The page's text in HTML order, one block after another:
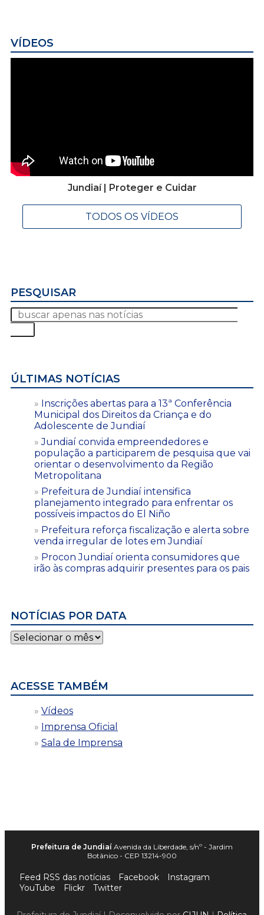
VÍDEOS
Jundiaí | Proteger e Cuidar
TODOS OS VÍDEOS
PESQUISAR
ÚLTIMAS NOTÍCIAS
Inscrições abertas para a 13ª Conferência
Municipal dos Direitos da Criança e do
Adolescente de Jundiaí
Jundiaí convida empreendedores e
população a participarem de pesquisa que vai
orientar o desenvolvimento da Região
Metropolitana
Prefeitura de Jundiaí intensifica
planejamento integrado para enfrentar os
possíveis impactos do El Niño
Prefeitura reforça fiscalização e alerta sobre
venda irregular de lotes em Jundiaí
Procon Jundiaí orienta consumidores que
irão às compras adquirir presentes para os pais
NOTÍCIAS POR DATA
Notícias
por
ACESSE TAMBÉM
Vídeos
Imprensa Oficial
Sala de Imprensa
Prefeitura de Jundiaí Avenida da Liberdade, s/nº - Jardim
Botânico - CEP 13214-900
Feed RSS das notícias Facebook
Instagram
YouTube
Flickr Twitter